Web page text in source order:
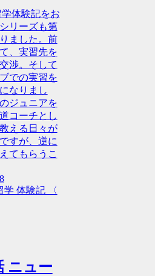
学体験記をお
リーズも第
ました。前
、実習先を
渉。そして
での実習を
なりまし
ジュニアを
コーチとし
える日々が
すが、逆に
てもらうこ
学 体験記 〈
ニュー